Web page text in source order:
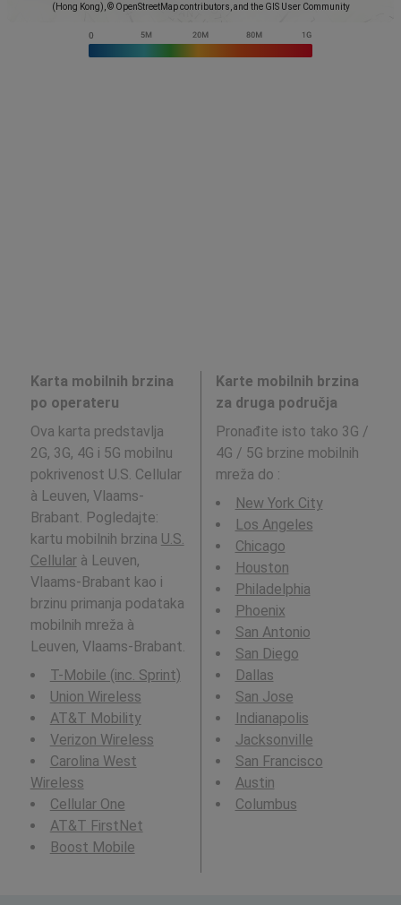
(Hong Kong), © OpenStreetMap contributors, and the GIS User Community
Karta mobilnih brzina
po operateru
Ova karta predstavlja
2G, 3G, 4G i 5G mobilnu
pokrivenost U.S. Cellular
à Leuven, Vlaams-
Brabant. Pogledajte:
kartu mobilnih brzina U.S.
Cellularà Leuven,
Vlaams-Brabant kao i
brzinu primanja podataka
mobilnih mreža à
Leuven, Vlaams-Brabant.
T-Mobile (inc. Sprint)
Union Wireless
AT&T Mobility
Verizon Wireless
Carolina West
Wireless
Cellular One
AT&T FirstNet
Boost Mobile
Karte mobilnih brzina
za druga područja
Pronađite isto tako 3G /
4G / 5G brzine mobilnih
mreža do :
New York City
Los Angeles
Chicago
Houston
Philadelphia
Phoenix
San Antonio
San Diego
Dallas
San Jose
Indianapolis
Jacksonville
San Francisco
Austin
Columbus